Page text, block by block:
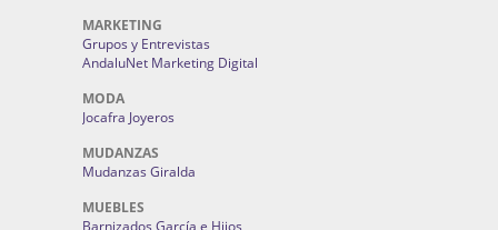
MARKETING
Grupos y Entrevistas
AndaluNet Marketing Digital
MODA
Jocafra Joyeros
MUDANZAS
Mudanzas Giralda
MUEBLES
Barnizados García e Hijos